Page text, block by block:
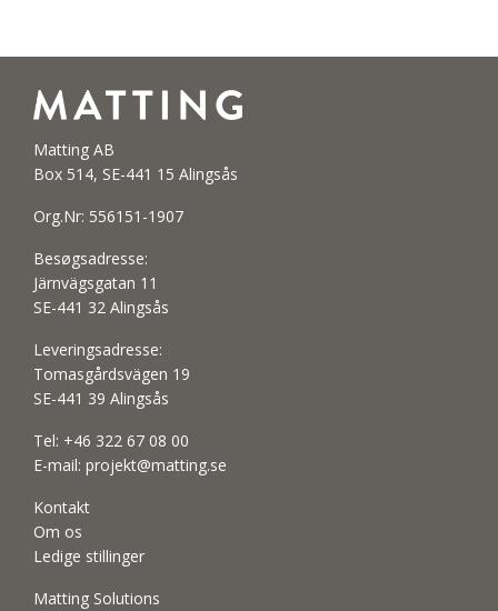
Matting AB
Box 514, SE-441 15 Alingsås
Org.Nr: 556151-1907
Besøgsadresse:
Järnvägsgatan 11
SE-441 32 Alingsås
Leveringsadresse:
Tomasgårdsvägen 19
SE-441 39 Alingsås
Tel: +46 322 67 08 00
E-mail: projekt@matting.se
Kontakt
Om os
Ledige stillinger
Matting Solutions